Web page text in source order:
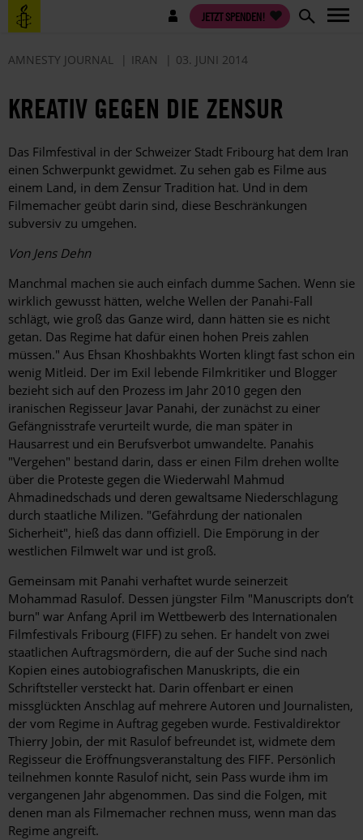
Direkt
zum
Benutzermenü JETZT SPENDEN!
AMNESTY JOURNAL IRAN 03. JUNI 2014
KREATIV GEGEN DIE ZENSUR
Das Filmfestival in der Schweizer Stadt Fribourg hat dem Iran
einen Schwerpunkt gewidmet. Zu sehen gab es Filme aus
einem Land, in dem Zensur Tradition hat. Und in dem
Filmemacher geübt darin sind, diese Beschränkungen
subversiv zu umgehen.
Von Jens Dehn
Manchmal machen sie auch einfach dumme Sachen. Wenn sie
wirklich gewusst hätten, welche Wellen der Panahi-Fall
schlägt, wie groß das Ganze wird, dann hätten sie es nicht
getan. Das Regime hat dafür einen hohen Preis zahlen
müssen." Aus Ehsan Khoshbakhts Worten klingt fast schon ein
wenig Mitleid. Der im Exil lebende Filmkritiker und Blogger
bezieht sich auf den Prozess im Jahr 2010 gegen den
iranischen Regisseur Javar Panahi, der zunächst zu einer
Gefängnisstrafe verurteilt wurde, die man später in
Hausarrest und ein Berufsverbot umwandelte. Panahis
"Vergehen" bestand darin, dass er einen Film drehen wollte
über die Proteste gegen die Wiederwahl Mahmud
Ahmadinedschads und deren gewaltsame Niederschlagung
durch staatliche Milizen. "Gefährdung der nationalen
Sicherheit", hieß das dann offiziell. Die Empörung in der
westlichen Filmwelt war und ist groß.
Gemeinsam mit Panahi verhaftet wurde seinerzeit
Mohammad Rasulof. Dessen jüngster Film "Manuscripts don’t
burn" war Anfang April im Wettbewerb des Internationalen
Filmfestivals Fribourg (FIFF) zu sehen. Er handelt von zwei
staatlichen Auftragsmördern, die auf der Suche sind nach
Kopien eines autobiografischen Manuskripts, die ein
Schriftsteller versteckt hat. Darin offenbart er einen
missglückten Anschlag auf mehrere Autoren und Journalisten,
der vom Regime in Auftrag gegeben wurde. Festivaldirektor
Thierry Jobin, der mit Rasulof befreundet ist, widmete dem
Regisseur die Eröffnungsveranstaltung des FIFF. Persönlich
teilnehmen konnte Rasulof nicht, sein Pass wurde ihm im
vergangenen Jahr abgenommen. Das sind die Folgen, mit
denen man als Filmemacher rechnen muss, wenn man das
Regime angreift.